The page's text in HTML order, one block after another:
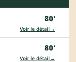
80'
Voir le détail →
80'
Voir le détail →